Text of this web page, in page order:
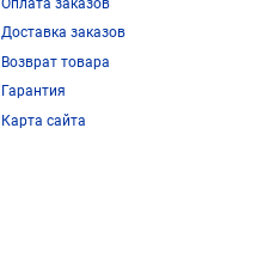
Доставка заказов
Возврат товара
Гарантия
Карта сайта